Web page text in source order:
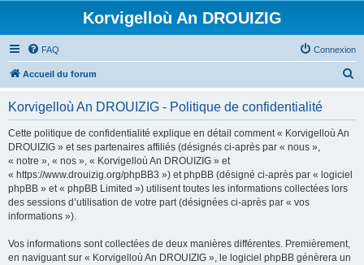
Korvigelloù An DROUIZIG
FAQ Connexion
Accueil du forum
Korvigelloù An DROUIZIG - Politique de confidentialité
Cette politique de confidentialité explique en détail comment « Korvigelloù An
DROUIZIG » et ses partenaires affiliés (désignés ci-après par « nous »,
« notre », « nos », « Korvigelloù An DROUIZIG » et
« https://www.drouizig.org/phpBB3 ») et phpBB (désigné ci-après par « logiciel
phpBB » et « phpBB Limited ») utilisent toutes les informations collectées lors
des sessions d’utilisation de votre part (désignées ci-après par « vos
informations »).
Vos informations sont collectées de deux manières différentes. Premièrement,
en naviguant sur « Korvigelloù An DROUIZIG », le logiciel phpBB génèrera un